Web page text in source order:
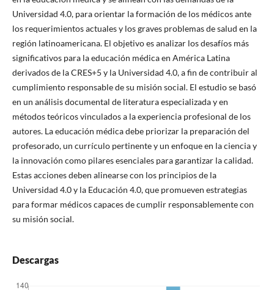
Universidad 4.0, para orientar la formación de los médicos ante
los requerimientos actuales y los graves problemas de salud en la
región latinoamericana. El objetivo es analizar los desafíos más
significativos para la educación médica en América Latina
derivados de la CRES+5 y la Universidad 4.0, a fin de contribuir al
cumplimiento responsable de su misión social. El estudio se basó
en un análisis documental de literatura especializada y en
métodos teóricos vinculados a la experiencia profesional de los
autores. La educación médica debe priorizar la preparación del
profesorado, un currículo pertinente y un enfoque en la ciencia y
la innovación como pilares esenciales para garantizar la calidad.
Estas acciones deben alinearse con los principios de la
Universidad 4.0 y la Educación 4.0, que promueven estrategias
para formar médicos capaces de cumplir responsablemente con
su misión social.
Descargas